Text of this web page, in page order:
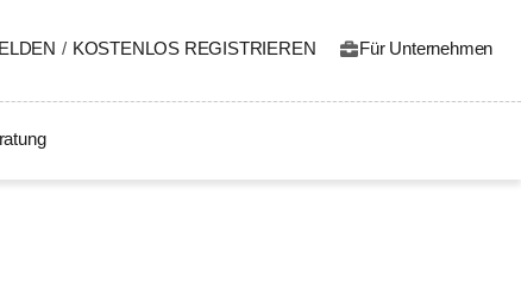
/ KOSTENLOS REGISTRIEREN Für Unternehmen